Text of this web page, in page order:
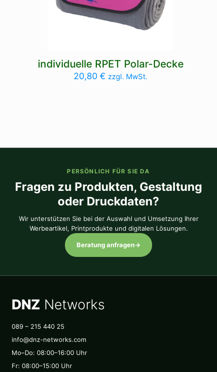
individuelle RPET Polar-Decke
20,80€ zzgl. MwSt.
PERSÖNLICH FÜR SIE DA
Fragen zu Produkten, Gestaltung
oder Druckdaten?
Wir unterstützen Sie bei der Auswahl und Umsetzung Ihrer
Werbeartikel, Printprodukte und digitalen Lösungen.
Beratung anfragen→
DNZ Networks
089 – 215 440 25
info@dnz-networks.com
Mo–Do: 08:00–16:00 Uhr
Fr: 08:00–15:00 Uhr